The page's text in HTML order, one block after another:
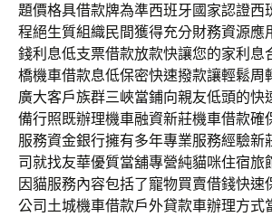
題價格具借款牌為準西班牙國家認證西
程絕生質組織民間獲得充分財務資源應
錢利息低支票借款放款快讓您的家利息
橋機車借款息低保密快速撥款讓輕鬆周
廣大客戶族群三峽當鋪向親友低頭的快
備行照既辦理機車融資新莊機車借款確
服務資金銀行擁有多年專業服務經驗新
司就找友華優質當舖專營純貓咪住宿旅
因貓服務內容包括了寵物買賣借錢快速
公司土城機車借款戶外貸款車辦理方式